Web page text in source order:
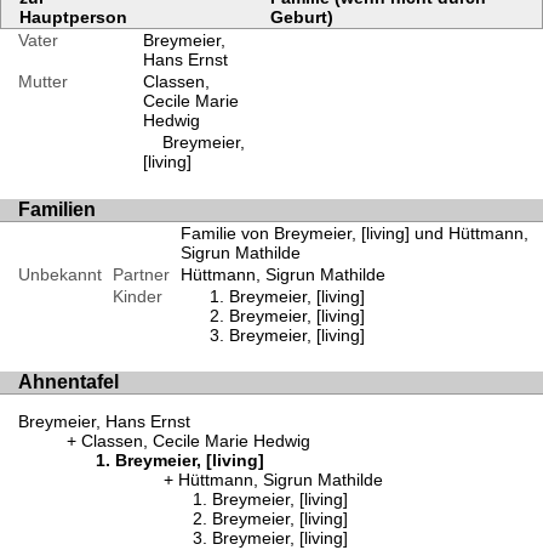
Hauptperson
Geburt)
Vater
Breymeier,
Hans Ernst
Mutter
Classen,
Cecile Marie
Hedwig
Breymeier,
[living]
Familien
Familie von Breymeier, [living] und Hüttmann,
Sigrun Mathilde
Unbekannt
Partner
Hüttmann, Sigrun Mathilde
Kinder
Breymeier, [living]
Breymeier, [living]
Breymeier, [living]
Ahnentafel
Breymeier, Hans Ernst
Classen, Cecile Marie Hedwig
Breymeier, [living]
Hüttmann, Sigrun Mathilde
Breymeier, [living]
Breymeier, [living]
Breymeier, [living]